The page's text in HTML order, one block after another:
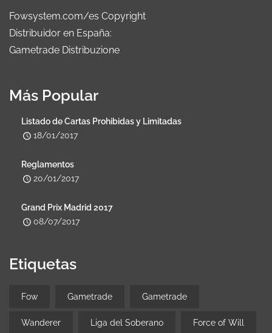
Fowsystem.com/es Copyright
Distribuidor en España:
Gametrade Distribuzione
Más Popular
Listado de Cartas Prohibidas y Limitadas
18/01/2017
Reglamentos
20/01/2017
Grand Prix Madrid 2017
08/07/2017
Etiquetas
Fow Gametrade Gametrade
Wanderer Liga del Soberano Force of Will